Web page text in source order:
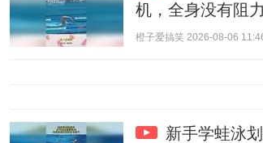
机，全身没有阻力
橙子爱搞笑 2026-08-06
新手学蛙泳